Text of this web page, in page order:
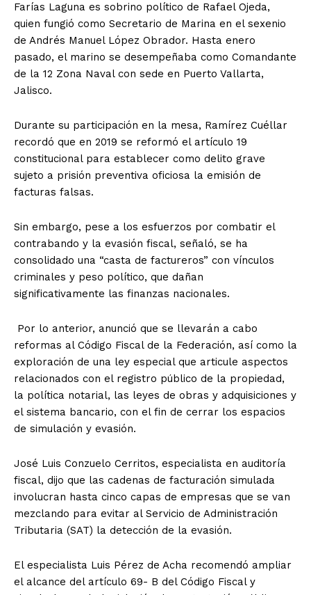
Farías Laguna es sobrino político de Rafael Ojeda,
quien fungió como Secretario de Marina en el sexenio
de Andrés Manuel López Obrador. Hasta enero
pasado, el marino se desempeñaba como Comandante
de la 12 Zona Naval con sede en Puerto Vallarta,
Jalisco.
Durante su participación en la mesa, Ramírez Cuéllar
recordó que en 2019 se reformó el artículo 19
constitucional para establecer como delito grave
sujeto a prisión preventiva oficiosa la emisión de
facturas falsas.
Sin embargo, pese a los esfuerzos por combatir el
contrabando y la evasión fiscal, señaló, se ha
consolidado una “casta de factureros” con vínculos
criminales y peso político, que dañan
significativamente las finanzas nacionales.
Por lo anterior, anunció que se llevarán a cabo
reformas al Código Fiscal de la Federación, así como la
exploración de una ley especial que articule aspectos
relacionados con el registro público de la propiedad,
la política notarial, las leyes de obras y adquisiciones y
el sistema bancario, con el fin de cerrar los espacios
de simulación y evasión.
José Luis Conzuelo Cerritos, especialista en auditoría
fiscal, dijo que las cadenas de facturación simulada
involucran hasta cinco capas de empresas que se van
mezclando para evitar al Servicio de Administración
Tributaria (SAT) la detección de la evasión.
El especialista Luis Pérez de Acha recomendó ampliar
el alcance del artículo 69- B del Código Fiscal y